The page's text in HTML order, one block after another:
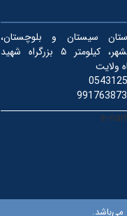
سیستان و بلوچستان،
شهرستان ایرانشهر، کیلومتر ۵ بزرگراه شهید
ولایت
می‌باشد.